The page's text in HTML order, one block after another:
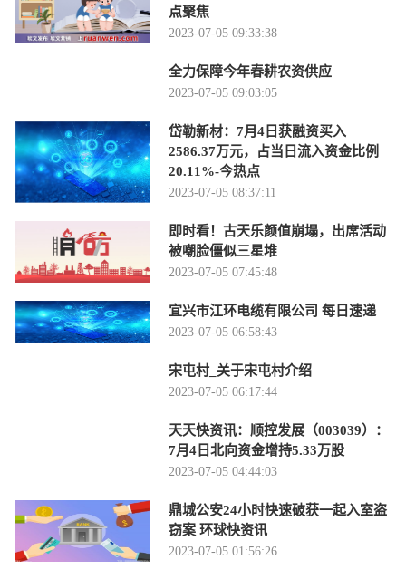
点聚焦
2023-07-05 09:33:38
全力保障今年春耕农资供应
2023-07-05 09:03:05
岱勒新材：7月4日获融资买入
2586.37万元，占当日流入资金比例
20.11%-今热点
2023-07-05 08:37:11
即时看！古天乐颜值崩塌，出席活动
被嘲脸僵似三星堆
2023-07-05 07:45:48
宜兴市江环电缆有限公司 每日速递
2023-07-05 06:58:43
宋屯村_关于宋屯村介绍
2023-07-05 06:17:44
天天快资讯：顺控发展（003039）：
7月4日北向资金增持5.33万股
2023-07-05 04:44:03
鼎城公安24小时快速破获一起入室盗
窃案 环球快资讯
2023-07-05 01:56:26